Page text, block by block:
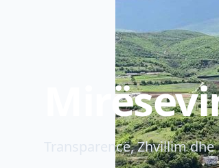
Transparencë, Zhvillim